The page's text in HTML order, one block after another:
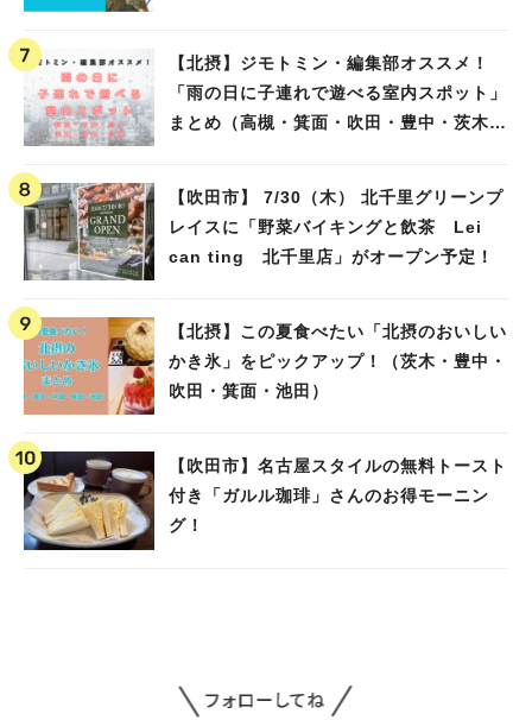
【北摂】ジモトミン・編集部オススメ！
「雨の日に子連れで遊べる室内スポット」
まとめ（高槻・箕面・吹田・豊中・茨木・
【吹田市】 7/30（木） 北千里グリーンプ
レイスに「野菜バイキングと飲茶 Lei
can ting 北千里店」がオープン予定！
【北摂】この夏食べたい「北摂のおいしい
かき氷」をピックアップ！（茨木・豊中・
吹田・箕面・池田）
【吹田市】名古屋スタイルの無料トースト
付き「ガルル珈琲」さんのお得モーニン
グ！